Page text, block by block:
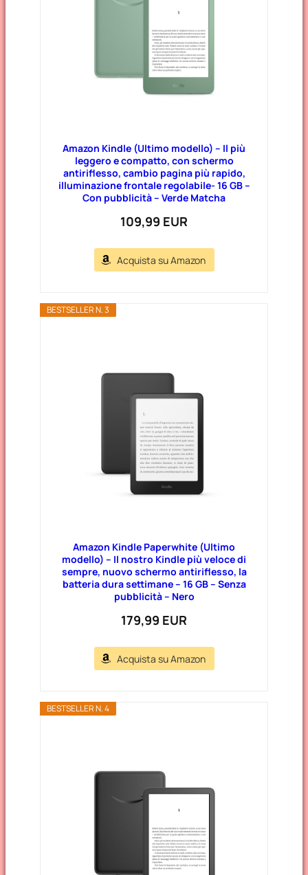
Amazon Kindle (Ultimo modello) – Il più
leggero e compatto, con schermo
antiriflesso, cambio pagina più rapido,
illuminazione frontale regolabile- 16 GB –
Con pubblicità – Verde Matcha
109,99 EUR
Acquista su Amazon
BESTSELLER N. 3
Amazon Kindle Paperwhite (Ultimo
modello) – Il nostro Kindle più veloce di
sempre, nuovo schermo antiriflesso, la
batteria dura settimane – 16 GB – Senza
pubblicità – Nero
179,99 EUR
Acquista su Amazon
BESTSELLER N. 4